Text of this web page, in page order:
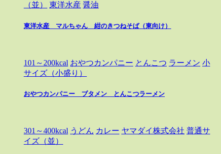
（並）
東洋水産 醤油
東洋水産 マルちゃん 紺のきつねそば（東向け）
101～200kcal おやつカンパニー とんこつ ラーメン 小
サイズ（小盛り）
おやつカンパニー ブタメン とんこつラーメン
301～400kcal うどん カレー ヤマダイ株式会社 普通サ
イズ（並）